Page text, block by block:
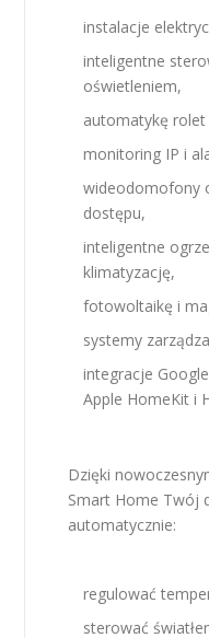
instalacje
inteligentne
oświetleniem,
automatykę rolet
monitoring IP i
wideodomofony
dostępu,
inteligentne
klimatyzację,
fotowoltaikę i
systemy
integracje
Apple HomeKit i
Dzięki
Smart Home Twój
automatycznie:
regulować
sterować